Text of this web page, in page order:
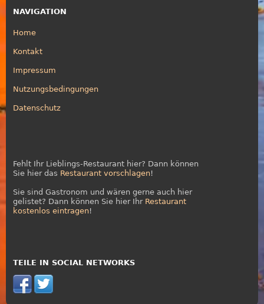
NAVIGATION
Home
Kontakt
Impressum
Nutzungsbedingungen
Datenschutz
Fehlt Ihr Lieblings-Restaurant hier? Dann können
Sie hier das Restaurant vorschlagen!
Sie sind Gastronom und wären gerne auch hier
gelistet? Dann können Sie hier Ihr Restaurant
kostenlos eintragen!
TEILE IN SOCIAL NETWORKS